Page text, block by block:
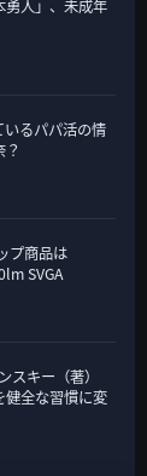
勇人」、未成年
るパパ活の情
プ商品は
SVGA
キー（著）
健全な習慣に変